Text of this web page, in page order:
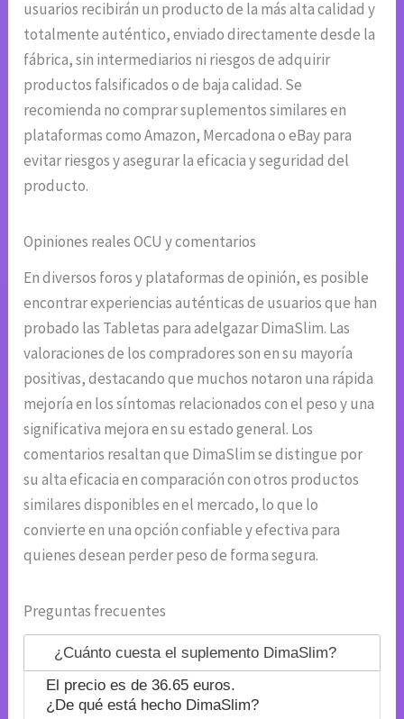
usuarios recibirán un producto de la más alta calidad y
totalmente auténtico, enviado directamente desde la
fábrica, sin intermediarios ni riesgos de adquirir
productos falsificados o de baja calidad. Se
recomienda no comprar suplementos similares en
plataformas como Amazon, Mercadona o eBay para
evitar riesgos y asegurar la eficacia y seguridad del
producto.
Opiniones reales OCU y comentarios
En diversos foros y plataformas de opinión, es posible
encontrar experiencias auténticas de usuarios que han
probado las Tabletas para adelgazar DimaSlim. Las
valoraciones de los compradores son en su mayoría
positivas, destacando que muchos notaron una rápida
mejoría en los síntomas relacionados con el peso y una
significativa mejora en su estado general. Los
comentarios resaltan que DimaSlim se distingue por
su alta eficacia en comparación con otros productos
similares disponibles en el mercado, lo que lo
convierte en una opción confiable y efectiva para
quienes desean perder peso de forma segura.
Preguntas frecuentes
¿Cuánto cuesta el suplemento DimaSlim?
El precio es de 36.65 euros.
¿De qué está hecho DimaSlim?